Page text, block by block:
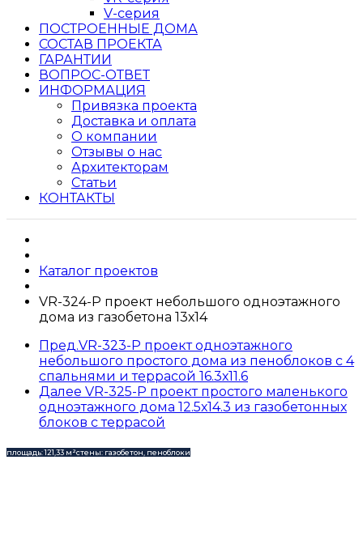
V-серия
ПОСТРОЕННЫЕ ДОМА
СОСТАВ ПРОЕКТА
ГАРАНТИИ
ВОПРОС-ОТВЕТ
ИНФОРМАЦИЯ
Привязка проекта
Доставка и оплата
О компании
Отзывы о нас
Архитекторам
Статьи
КОНТАКТЫ
Каталог проектов
VR-324-P проект небольшого одноэтажного
дома из газобетона 13х14
Пред.VR-323-P проект одноэтажного
небольшого простого дома из пеноблоков с 4
спальнями и террасой 16.3х11.6
Далее VR-325-P проект простого маленького
одноэтажного дома 12.5х14.3 из газобетонных
блоков с террасой
площадь: 121,33 м²стены: газобетон, пеноблоки